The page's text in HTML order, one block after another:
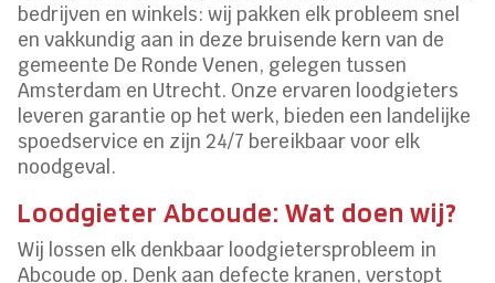
bedrijven en winkels: wij pakken elk probleem snel
en vakkundig aan in deze bruisende kern van de
gemeente De Ronde Venen, gelegen tussen
Amsterdam en Utrecht. Onze ervaren loodgieters
leveren garantie op het werk, bieden een landelijke
spoedservice en zijn 24/7 bereikbaar voor elk
noodgeval.
Loodgieter Abcoude: Wat doen wij?
Wij lossen elk denkbaar loodgietersprobleem in
Abcoude op. Denk aan defecte kranen, verstopt